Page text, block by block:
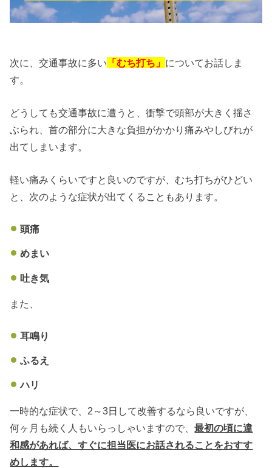
次に、交通事故に多い 「むち打ち」 についてお話しま
す。
どうしても交通事故に遭うと、衝撃で頭部が大きく揺さ
ぶられ、首の部分に大きな負担がかかり痛みやしびれが
出てしまいます。
軽い痛みくらいですと良いのですが、むち打ちがひどい
と、次のような症状が出てくることもあります。
頭痛
めまい
吐き気
また、
耳鳴り
ふるえ
ハリ
一時的な症状で、2～3日して改善するなら良いですが、
何ヶ月も続く人もいらっしゃいますので、最初の頃に違
和感があれば、すぐに担当医にお話されることをおすす
めします。